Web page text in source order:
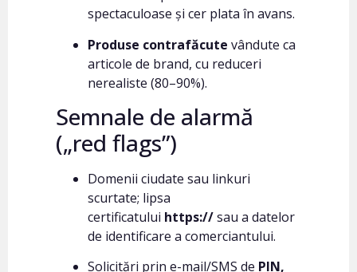
spectaculoase și cer plata în avans.
Produse contrafăcute vândute ca
articole de brand, cu reduceri
nerealiste (80–90%).
Semnale de alarmă
(„red flags”)
Domenii ciudate sau linkuri
scurtate; lipsa
certificatului https://sau a datelor
de identificare a comerciantului.
Solicitări prin e-mail/SMS de PIN,